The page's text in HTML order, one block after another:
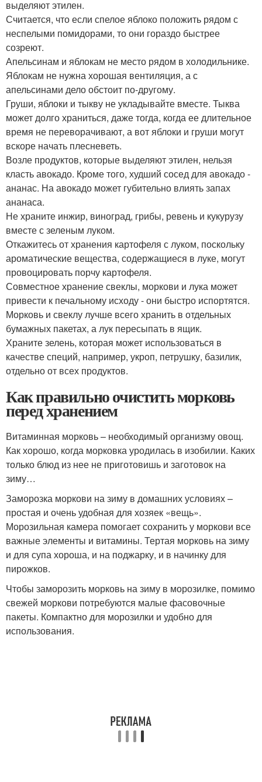
выделяют этилен.
Считается, что если спелое яблоко положить рядом с
неспелыми помидорами, то они гораздо быстрее
созреют.
Апельсинам и яблокам не место рядом в холодильнике.
Яблокам не нужна хорошая вентиляция, а с
апельсинами дело обстоит по-другому.
Груши, яблоки и тыкву не укладывайте вместе. Тыква
может долго храниться, даже тогда, когда ее длительное
время не переворачивают, а вот яблоки и груши могут
вскоре начать плесневеть.
Возле продуктов, которые выделяют этилен, нельзя
класть авокадо. Кроме того, худший сосед для авокадо -
ананас. На авокадо может губительно влиять запах
ананаса.
Не храните инжир, виноград, грибы, ревень и кукурузу
вместе с зеленым луком.
Откажитесь от хранения картофеля с луком, поскольку
ароматические вещества, содержащиеся в луке, могут
провоцировать порчу картофеля.
Совместное хранение свеклы, моркови и лука может
привести к печальному исходу - они быстро испортятся.
Морковь и свеклу лучше всего хранить в отдельных
бумажных пакетах, а лук пересыпать в ящик.
Храните зелень, которая может использоваться в
качестве специй, например, укроп, петрушку, базилик,
отдельно от всех продуктов.
Как правильно очистить морковь
перед хранением
Витаминная морковь – необходимый организму овощ.
Как хорошо, когда морковка уродилась в изобилии. Каких
только блюд из нее не приготовишь и заготовок на
зиму…
Заморозка моркови на зиму в домашних условиях –
простая и очень удобная для хозяек «вещь».
Морозильная камера помогает сохранить у моркови все
важные элементы и витамины. Тертая морковь на зиму
и для супа хороша, и на поджарку, и в начинку для
пирожков.
Чтобы заморозить морковь на зиму в морозилке, помимо
свежей моркови потребуются малые фасовочные
пакеты. Компактно для морозилки и удобно для
использования.